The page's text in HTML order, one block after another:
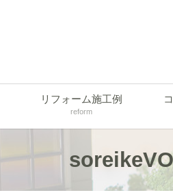
リフォーム施工例
reform